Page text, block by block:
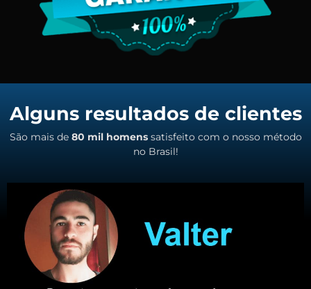
Alguns resultados de clientes
São mais de 80 mil homenssatisfeito com o nosso método
no Brasil!